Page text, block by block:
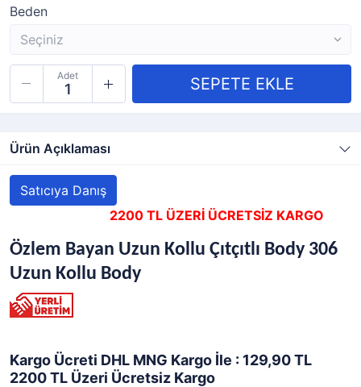
Beden
Adet
Ürün Açıklaması
Satıcıya Danış
2200 TL ÜZERİ ÜCRETSİZ KARGO
Özlem Bayan Uzun Kollu Çıtçıtlı Body 306
Uzun Kollu Body
Kargo Ücreti DHL MNG Kargo İle : 129,90 TL
2200 TL Üzeri Ücretsiz Kargo